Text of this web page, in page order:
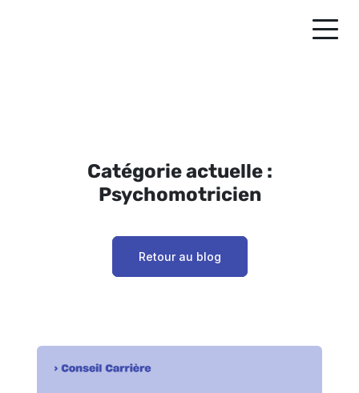
Catégorie actuelle :
Psychomotricien
Retour au blog